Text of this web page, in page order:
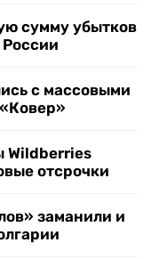
сумму убытков
с массовыми
Wildberries
отсрочки
заманили и